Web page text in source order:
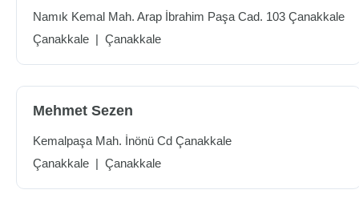
Namık Kemal Mah. Arap İbrahim Paşa Cad. 103 Çanakkale
Çanakkale | Çanakkale
Mehmet Sezen
Kemalpaşa Mah. İnönü Cd Çanakkale
Çanakkale | Çanakkale